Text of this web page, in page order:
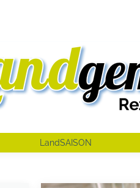
LandSAISON